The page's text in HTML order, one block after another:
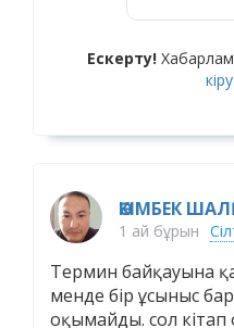
Ескерту!
кіру
ӘКІМБЕК
1 ай бұрын
Термин байқауына
менде бір ұсыныс
оқымайды. сол